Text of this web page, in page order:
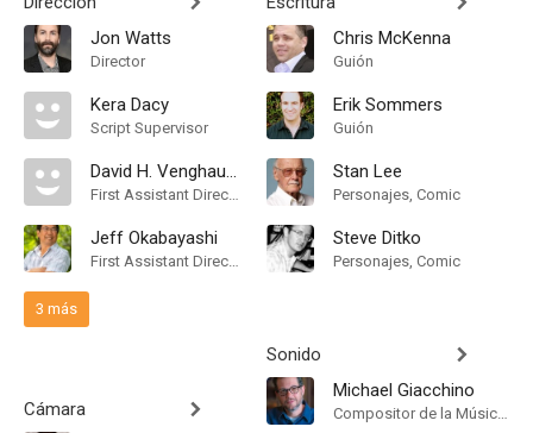
Jon Watts
Director
Kera Dacy
Script Supervisor
David H. Venghaus Jr.
First Assistant Director
Jeff Okabayashi
First Assistant Director
3 más
Cámara
Chris McKenna
Guión
Erik Sommers
Guión
Stan Lee
Personajes, Comic
Steve Ditko
Personajes, Comic
Sonido
Michael Giacchino
Compositor de la Música Original